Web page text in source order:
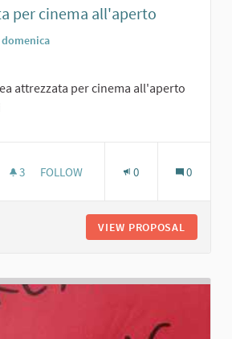
per cinema all'aperto
attrezzata per cinema all'aperto
3 3 FOLLOWERS
FOLLOW 0 0
VIEW PROPOSAL